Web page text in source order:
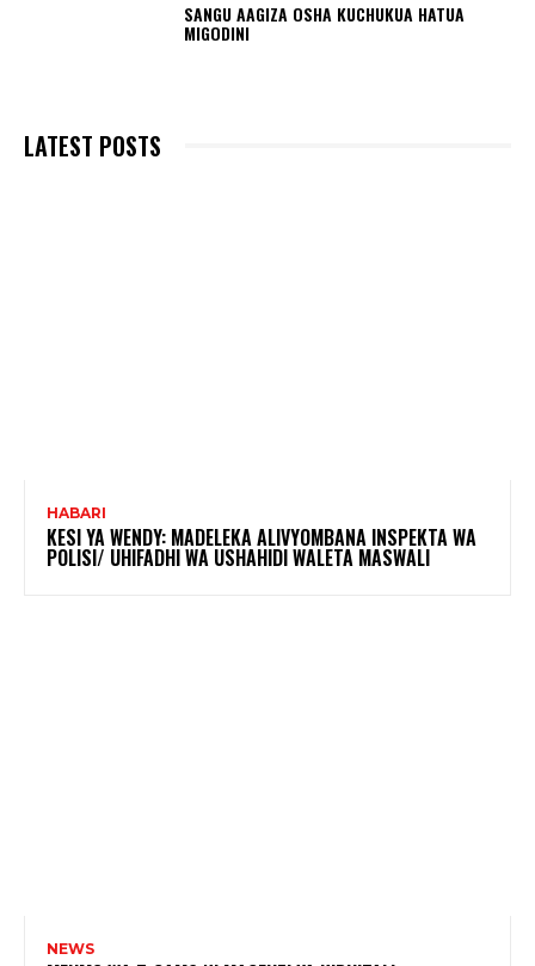
SANGU AAGIZA OSHA KUCHUKUA HATUA
MIGODINI ‎
LATEST POSTS
HABARI
KESI YA WENDY: MADELEKA ALIVYOMBANA INSPEKTA WA
POLISI/ UHIFADHI WA USHAHIDI WALETA MASWALI
NEWS